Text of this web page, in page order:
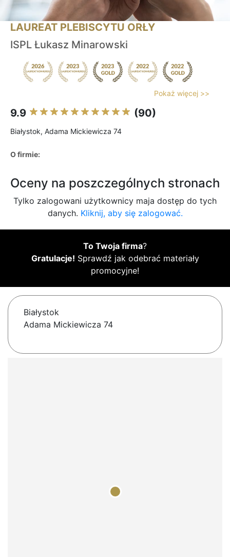
LAUREAT PLEBISCYTU ORŁY
ISPL Łukasz Minarowski
Pokaż więcej >>
9.9 (90)
Białystok, Adama Mickiewicza 74
O firmie:
Oceny na poszczególnych stronach
Tylko zalogowani użytkownicy maja dostęp do tych
danych. Kliknij, aby się zalogować.
To Twoja firma?
Gratulacje! Sprawdź jak odebrać materiały
promocyjne!
Białystok
Adama Mickiewicza 74